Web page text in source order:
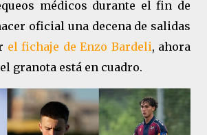
médicos durante el fin de
oficial una decena de salidas
el fichaje de Enzo Bardeli, ahora
granota está en cuadro.